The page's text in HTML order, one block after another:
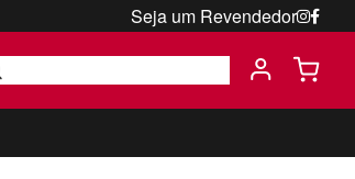
Seja um Revendedor